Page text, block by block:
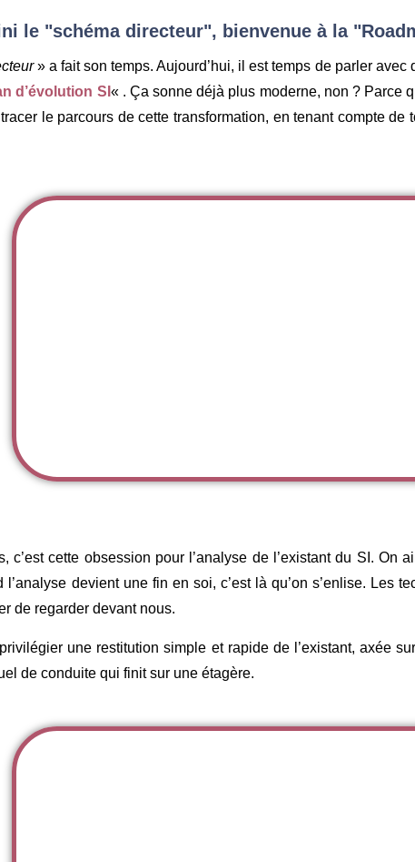
le "schéma directeur", bienvenue à la
» a fait son temps. Aujourd’hui, il est temps de parler
d’évolution SI « . Ça sonne déjà plus moderne, non ? Parce
le parcours de cette transformation, en tenant compte de
c’est cette obsession pour l’analyse de l’existant du SI. On
l’analyse devient une fin en soi, c’est là qu’on s’enlise. Les
de regarder devant nous.
une restitution simple et rapide de l’existant, axée
de conduite qui finit sur une étagère.